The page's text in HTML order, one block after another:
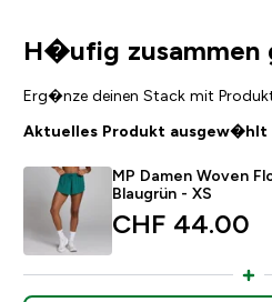
H�ufig zusammen
Erg�nze deinen Stack mit
Aktuelles Produkt ausgew�hlt
MP Damen Woven
Blaugrün - XS
CHF 44.00‎